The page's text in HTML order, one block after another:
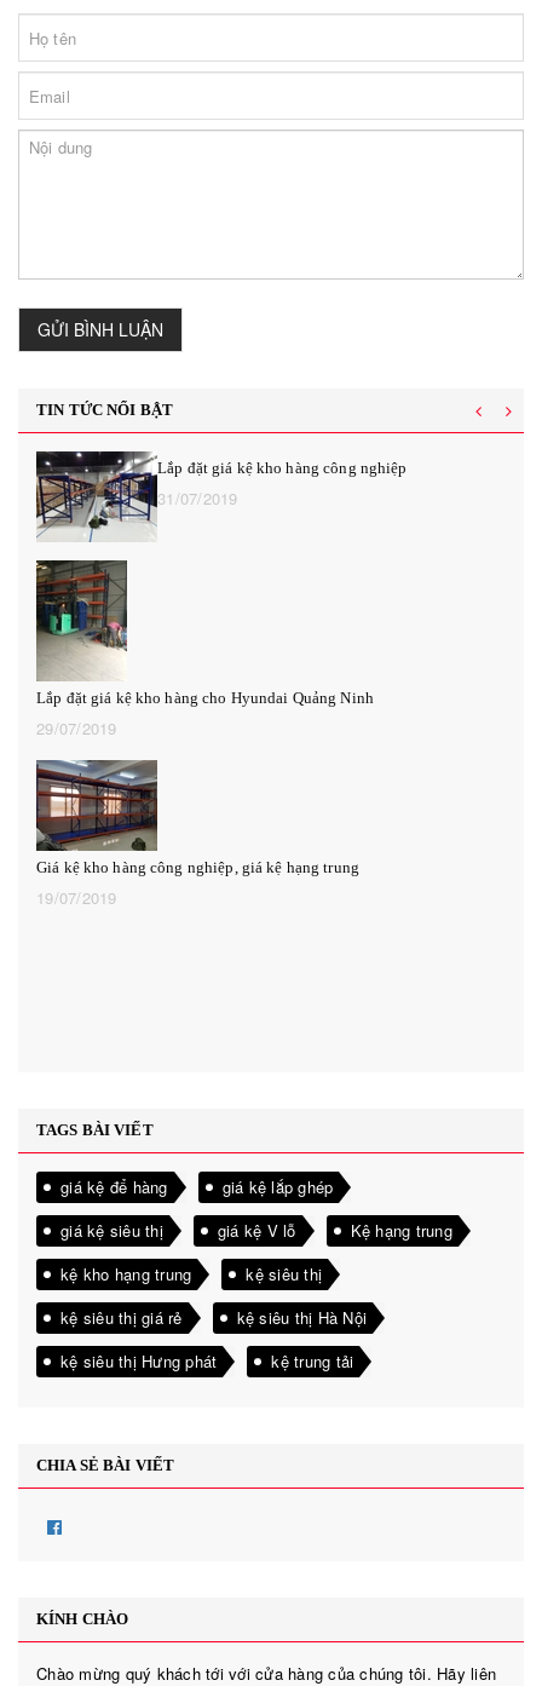
GỬI BÌNH LUẬN
TIN TỨC NỔI BẬT
Lắp đặt giá kệ kho hàng công nghiệp
31/07/2019
Lắp đặt giá kệ kho hàng cho Hyundai Quảng Ninh
29/07/2019
Giá kệ kho hàng công nghiệp, giá kệ hạng trung
19/07/2019
TAGS BÀI VIẾT
giá kệ để hàng
giá kệ lắp ghép
giá kệ siêu thị
giá kệ V lỗ
Kệ hạng trung
kệ kho hạng trung
kệ siêu thị
kệ siêu thị giá rẻ
kệ siêu thị Hà Nội
kệ siêu thị Hưng phát
kệ trung tải
CHIA SẺ BÀI VIẾT
KÍNH CHÀO
Chào mừng quý khách tới với cửa hàng của chúng tôi. Hãy liên